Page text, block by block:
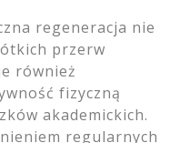
regeneracja nie
przerw
również
fizyczną
akademickich.
regularnych